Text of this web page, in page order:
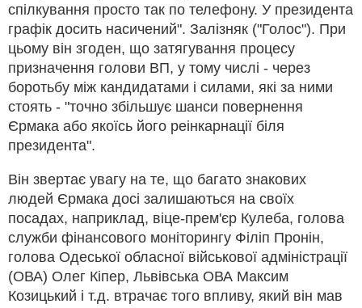
спілкування просто так по телефону. У президента
графік досить насичений". Залізняк ("Голос"). При
цьому він згоден, що затягування процесу
призначення голови ВП, у тому числі - через
боротьбу між кандидатами і силами, які за ними
стоять - "точно збільшує шанси повернення
Єрмака або якоїсь його реінкарнації біля
президента".
Він звертає увагу на те, що багато знакових
людей Єрмака досі залишаються на своїх
посадах, наприклад, віце-прем'єр Кулеба, голова
служби фінансового моніторингу Філіп Пронін,
голова Одеської обласної військової адміністрації
(ОВА) Олег Кіпер, Львівська ОВА Максим
Козицький і т.д. втрачає того впливу, який він мав